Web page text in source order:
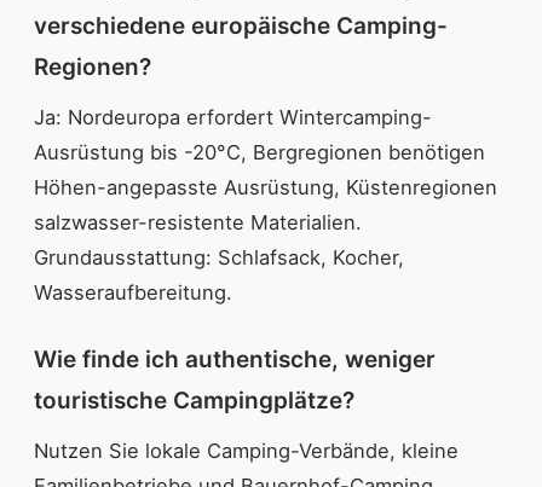
verschiedene europäische Camping-
Regionen?
Ja: Nordeuropa erfordert Wintercamping-
Ausrüstung bis -20°C, Bergregionen benötigen
Höhen-angepasste Ausrüstung, Küstenregionen
salzwasser-resistente Materialien.
Grundausstattung: Schlafsack, Kocher,
Wasseraufbereitung.
Wie finde ich authentische, weniger
touristische Campingplätze?
Nutzen Sie lokale Camping-Verbände, kleine